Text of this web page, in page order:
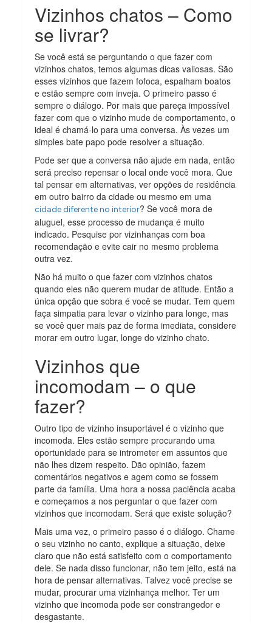
Vizinhos chatos – Como
se livrar?
Se você está se perguntando o que fazer com
vizinhos chatos, temos algumas dicas valiosas. São
esses vizinhos que fazem fofoca, espalham boatos
e estão sempre com inveja. O primeiro passo é
sempre o diálogo. Por mais que pareça impossível
fazer com que o vizinho mude de comportamento, o
ideal é chamá-lo para uma conversa. Às vezes um
simples bate papo pode resolver a situação.
Pode ser que a conversa não ajude em nada, então
será preciso repensar o local onde você mora. Que
tal pensar em alternativas, ver opções de residência
em outro bairro da cidade ou mesmo em uma
cidade diferente no interior? Se você mora de
aluguel, esse processo de mudança é muito
indicado. Pesquise por vizinhanças com boa
recomendação e evite cair no mesmo problema
outra vez.
Não há muito o que fazer com vizinhos chatos
quando eles não querem mudar de atitude. Então a
única opção que sobra é você se mudar. Tem quem
faça simpatia para levar o vizinho para longe, mas
se você quer mais paz de forma imediata, considere
morar em outro lugar, longe do vizinho chato.
Vizinhos que
incomodam – o que
fazer?
Outro tipo de vizinho insuportável é o vizinho que
incomoda. Eles estão sempre procurando uma
oportunidade para se intrometer em assuntos que
não lhes dizem respeito. Dão opinião, fazem
comentários negativos e agem como se fossem
parte da família. Uma hora a nossa paciência acaba
e começamos a nos perguntar o que fazer com
vizinhos que incomodam. Será que existe solução?
Mais uma vez, o primeiro passo é o diálogo. Chame
o seu vizinho no canto, explique a situação, deixe
claro que não está satisfeito com o comportamento
dele. Se nada disso funcionar, não tem jeito, está na
hora de pensar alternativas. Talvez você precise se
mudar, procurar uma vizinhança melhor. Ter um
vizinho que incomoda pode ser constrangedor e
desgastante.